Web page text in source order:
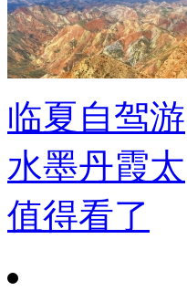
临夏自驾游
水墨丹霞太
值得看了